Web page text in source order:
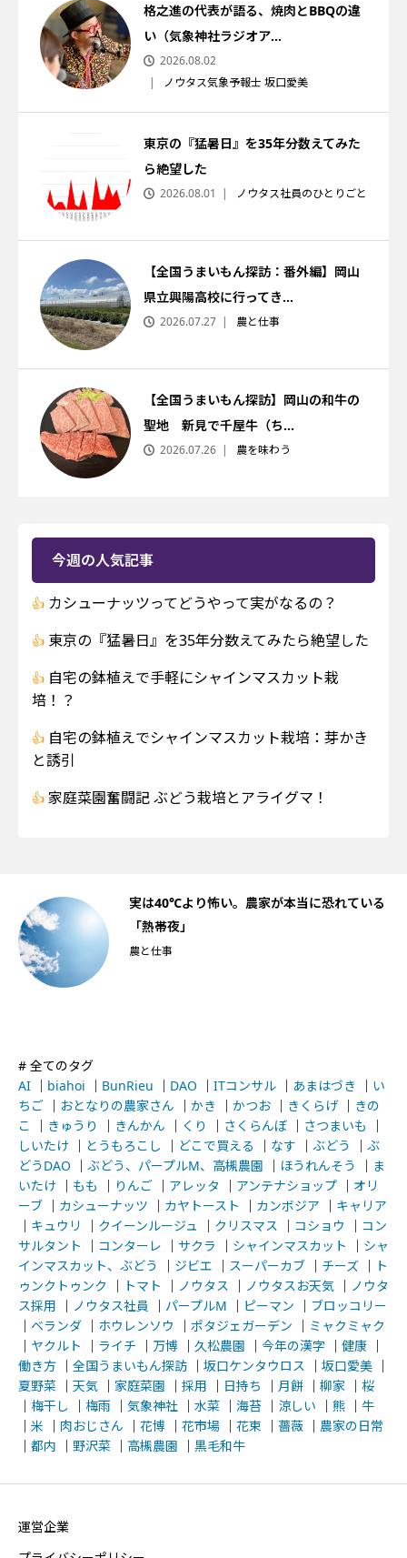
格之進の代表が語る、焼肉とBBQの違
い（気象神社ラジオア...
2026.08.02
ノウタス気象予報士 坂口愛美
東京の『猛暑日』を35年分数えてみた
ら絶望した
2026.08.01 ノウタス社員のひとりごと
【全国うまいもん探訪：番外編】岡山
県立興陽高校に行ってき...
2026.07.27 農と仕事
【全国うまいもん探訪】岡山の和牛の
聖地 新見で千屋牛（ち...
2026.07.26 農を味わう
今週の人気記事
カシューナッツってどうやって実がなるの？
東京の『猛暑日』を35年分数えてみたら絶望した
自宅の鉢植えで手軽にシャインマスカット栽
培！？
自宅の鉢植えでシャインマスカット栽培：芽かき
と誘引
家庭菜園奮闘記 ぶどう栽培とアライグマ！
実は40℃より怖い。農家が本当に恐れている
「熱帯夜」
農と仕事
# 全てのタグ
AI ｜ biahoi ｜ BunRieu ｜ DAO ｜ ITコンサル ｜ あまはづき ｜ い
ちご ｜ おとなりの農家さん ｜ かき ｜ かつお ｜ きくらげ｜ きの
こ
｜ きゅうり ｜ きんかん ｜ くり ｜ さくらんぼ ｜ さつまいも
｜
しいたけ ｜ とうもろこし ｜ どこで買える ｜ なす ｜ ぶどう ｜ ぶ
どうDAO ｜ ぶどう、パープルM、高槻農園 ｜ ほうれんそう ｜ ま
いたけ ｜ もも ｜ りんご ｜ アレッタ ｜ アンテナショップ ｜ オリ
ーブ ｜ カシューナッツ ｜ カヤトースト ｜ カンボジア ｜ キャリア
｜ キュウリ ｜ クイーンルージュ ｜ クリスマス ｜ コショウ ｜ コン
サルタント
｜ コンターレ ｜ サクラ ｜ シャインマスカット ｜ シャ
インマスカット、ぶどう
｜ ジビエ ｜ スーパーカブ ｜ チーズ ｜ ト
ゥンクトゥンク
｜ トマト ｜ ノウタス ｜ ノウタスお天気 ｜ ノウタ
ス採用 ｜ ノウタス社員 ｜ パープルM ｜ ピーマン ｜ ブロッコリー
｜ ベランダ ｜ ホウレンソウ ｜ ポタジェガーデン ｜ ミャクミャク
｜ ヤクルト ｜ ライチ ｜ 万博 ｜ 久松農園 ｜ 今年の漢字 ｜ 健康 ｜
働き方 ｜ 全国うまいもん探訪 ｜ 坂口ケンタウロス ｜ 坂口愛美 ｜
夏野菜 ｜ 天気 ｜ 家庭菜園 ｜ 採用 ｜ 日持ち ｜ 月餅 ｜ 柳家 ｜ 桜
｜ 梅干し ｜ 梅雨 ｜ 気象神社 ｜ 水菜 ｜ 海苔 ｜ 涼しい ｜ 熊 ｜ 牛
｜ 米 ｜ 肉おじさん ｜ 花博 ｜ 花市場 ｜ 花束 ｜ 薔薇 ｜ 農家の日常
｜ 都内 ｜ 野沢菜 ｜ 高槻農園 ｜ 黒毛和牛
運営企業